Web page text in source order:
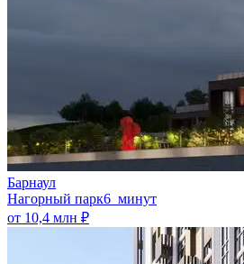
Барнаул
Нагорный парк6 минут
от 10,4 млн ₽